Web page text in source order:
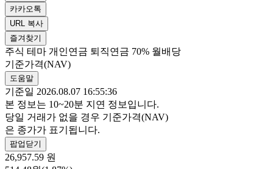
카카오톡
URL 복사
즐겨찾기
주식 테마 개인연금 퇴직연금 70% 월배당
기준가격(NAV)
도움말
기준일 2026.08.07 16:55:36
본 정보는 10~20분 지연 정보입니다.
당일 거래가 없을 경우 기준가격(NAV)
은 종가가 표기됩니다.
팝업닫기
26,957.59 원